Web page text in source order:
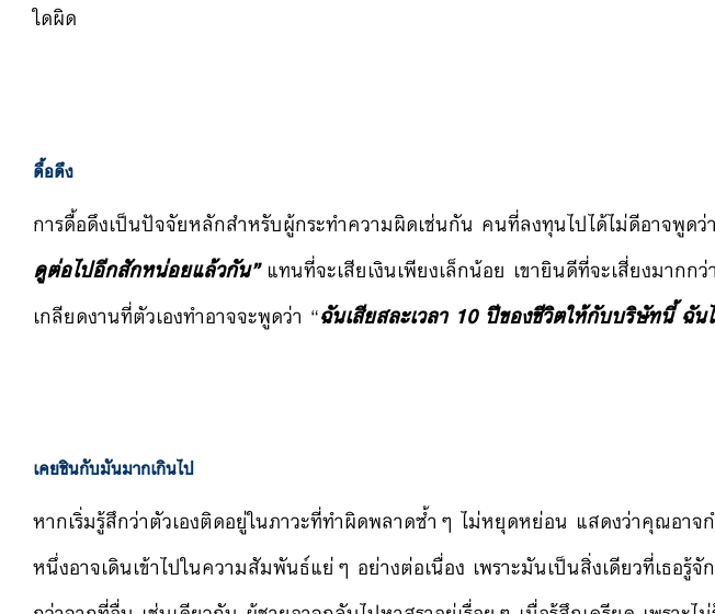
ใดผิด
ดื้อดึง
การดื้อดึงเป็นปัจจัยหลักสำหรับผู้กระทำความผิดเช่นกัน คนที่ลงทุนไปได้ไม่ดีอาจพูดว่า
ดูต่อไปอีกสักหน่อยแล้วกัน”แทนที่จะเสียเงินเพียงเล็กน้อย เขายินดีที่จะเสี่ยงมากก
เกลียดงานที่ตัวเองทำอาจจะพูดว่า “ฉันเสียสละเวลา 10 ปีของชีวิตให้กับบริษัทนี้ ฉัน
เคยชินกับมันมากเกินไป
หากเริ่มรู้สึกว่าตัวเองติดอยู่ในภาวะที่ทำผิดพลาดซ้ำๆ ไม่หยุดหย่อน แสดงว่าคุณอา
หนึ่งอาจเดินเข้าไปในความสัมพันธ์แย่ๆ อย่างต่อเนื่อง เพราะมันเป็นสิ่งเดียวที่เธอรู้